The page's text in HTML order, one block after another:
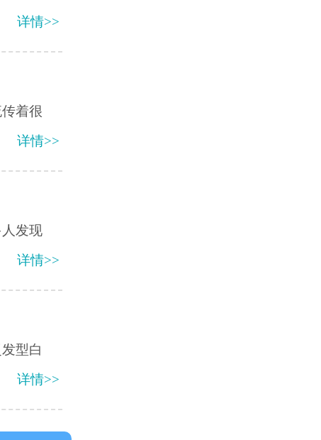
详情>>
着很
详情>>
发现
详情>>
型白
详情>>